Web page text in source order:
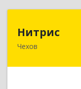
Нитрис
Чехов
142350,